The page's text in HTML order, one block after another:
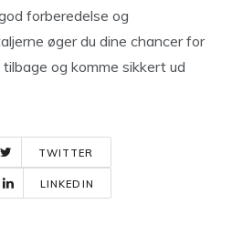
forberedelse og
øger du dine chancer for
og komme sikkert ud
TWITTER
LINKEDIN